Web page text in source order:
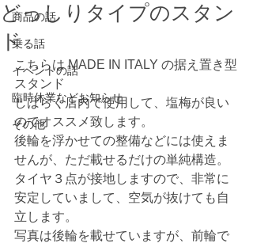
商品の話
乗る話
イベントの話
臨時休業などお知らせ
その他
どっしりタイプのスタン
ド
こちらは MADE IN ITALY の据え置き型
スタンド
しばらく店内で使用して、塩梅が良い
のでオススメ致します。
後輪を浮かせての整備などには使えま
せんが、ただ載せるだけの単純構造。
タイヤ３点が接地しますので、非常に
安定していまして、空気が抜けても自
立します。
写真は後輪を載せていますが、前輪で